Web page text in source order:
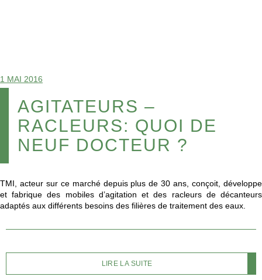
1 MAI 2016
AGITATEURS –
RACLEURS: QUOI DE
NEUF DOCTEUR ?
TMI, acteur sur ce marché depuis plus de 30 ans, conçoit, développe
et fabrique des mobiles d’agitation et des racleurs de décanteurs
adaptés aux différents besoins des filières de traitement des eaux.
LIRE LA SUITE